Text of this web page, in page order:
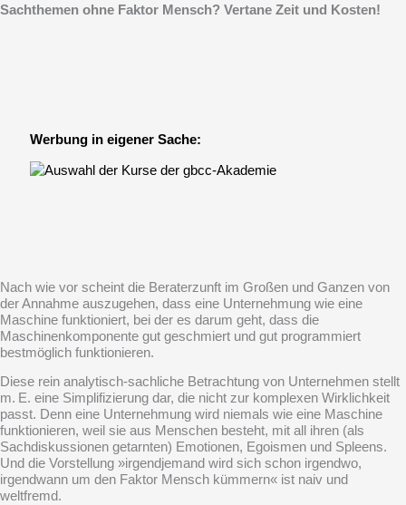
Sachthemen ohne Faktor Mensch? Vertane Zeit und Kosten!
Werbung in eigener Sache:
Nach wie vor scheint die Beraterzunft im Großen und Ganzen von
der Annahme auszugehen, dass eine Unternehmung wie eine
Maschine funktioniert, bei der es darum geht, dass die
Maschinenkomponente gut geschmiert und gut programmiert
bestmöglich funktionieren.
Diese rein analytisch-sachliche Betrachtung von Unternehmen stellt
m. E. eine Simplifizierung dar, die nicht zur komplexen Wirklichkeit
passt. Denn eine Unternehmung wird niemals wie eine Maschine
funktionieren, weil sie aus Menschen besteht, mit all ihren (als
Sachdiskussionen getarnten) Emotionen, Egoismen und Spleens.
Und die Vorstellung »irgendjemand wird sich schon irgendwo,
irgendwann um den Faktor Mensch kümmern« ist naiv und
weltfremd.